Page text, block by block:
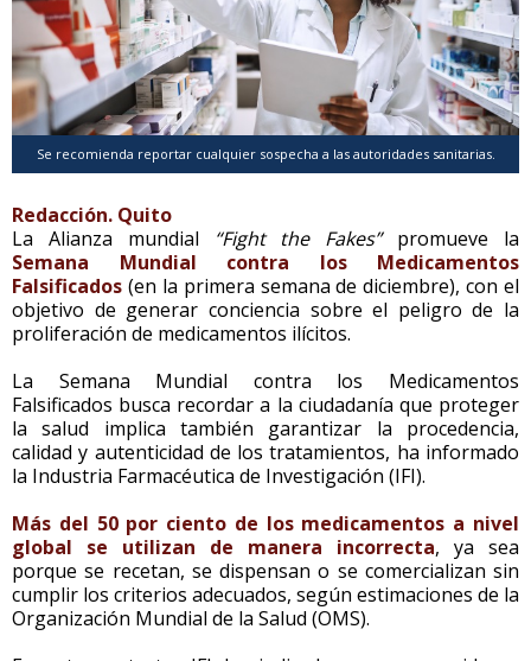
Se recomienda reportar cualquier sospecha a las autoridades sanitarias.
Redacción. Quito
La Alianza mundial
“Fight the Fakes”promueve la
Semana Mundial contra los Medicamentos
Falsificados (en la primera semana de diciembre), con el
objetivo de generar conciencia sobre el peligro de la
proliferación de medicamentos ilícitos.
La Semana Mundial contra los Medicamentos
Falsificados busca recordar a la ciudadanía que proteger
la salud implica también garantizar la procedencia,
calidad y autenticidad de los tratamientos, ha informado
la Industria Farmacéutica de Investigación (IFI).
Más del 50 por ciento de los medicamentos a nivel
global se utilizan de manera incorrecta, ya sea
porque se recetan, se dispensan o se comercializan sin
cumplir los criterios adecuados, según estimaciones de la
Organización Mundial de la Salud (OMS).